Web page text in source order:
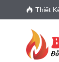
Thiết